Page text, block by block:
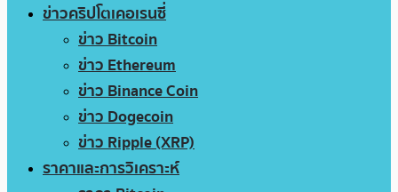
ข่าวคริปโตเคอเรนซี่
ข่าว Bitcoin
ข่าว Ethereum
ข่าว Binance Coin
ข่าว Dogecoin
ข่าว Ripple (XRP)
ราคาและการวิเคราะห์